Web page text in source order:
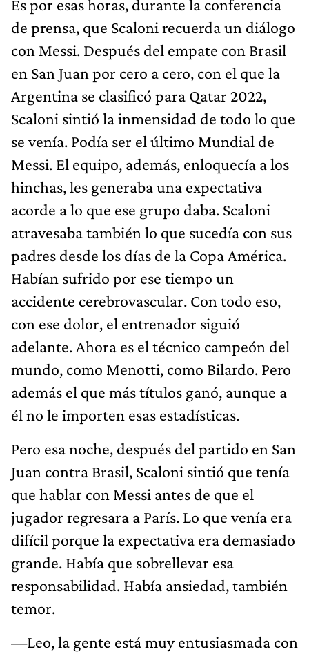
Es por esas horas, durante la conferencia
de prensa, que Scaloni recuerda un diálogo
con Messi. Después del empate con Brasil
en San Juan por cero a cero, con el que la
Argentina se clasificó para Qatar 2022,
Scaloni sintió la inmensidad de todo lo que
se venía. Podía ser el último Mundial de
Messi. El equipo, además, enloquecía a los
hinchas, les generaba una expectativa
acorde a lo que ese grupo daba. Scaloni
atravesaba también lo que sucedía con sus
padres desde los días de la Copa América.
Habían sufrido por ese tiempo un
accidente cerebrovascular. Con todo eso,
con ese dolor, el entrenador siguió
adelante. Ahora es el técnico campeón del
mundo, como Menotti, como Bilardo. Pero
además el que más títulos ganó, aunque a
él no le importen esas estadísticas.
Pero esa noche, después del partido en San
Juan contra Brasil, Scaloni sintió que tenía
que hablar con Messi antes de que el
jugador regresara a París. Lo que venía era
difícil porque la expectativa era demasiado
grande. Había que sobrellevar esa
responsabilidad. Había ansiedad, también
temor.
—Leo, la gente está muy entusiasmada con